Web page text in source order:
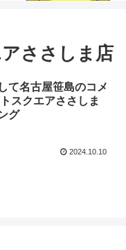
ささしま店
て名古屋笹島のコメ
スクエアささしま
グ
2024.10.10